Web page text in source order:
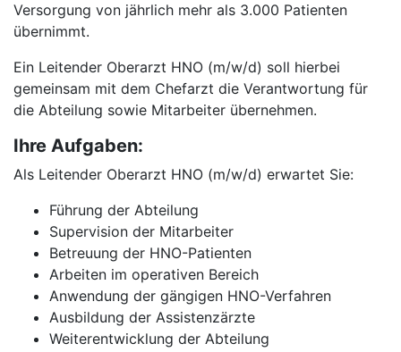
Versorgung von jährlich mehr als 3.000 Patienten
übernimmt.
Ein Leitender Oberarzt HNO (m/w/d) soll hierbei
gemeinsam mit dem Chefarzt die Verantwortung für
die Abteilung sowie Mitarbeiter übernehmen.
Ihre Aufgaben:
Als Leitender Oberarzt HNO (m/w/d) erwartet Sie:
Führung der Abteilung
Supervision der Mitarbeiter
Betreuung der HNO-Patienten
Arbeiten im operativen Bereich
Anwendung der gängigen HNO-Verfahren
Ausbildung der Assistenzärzte
Weiterentwicklung der Abteilung